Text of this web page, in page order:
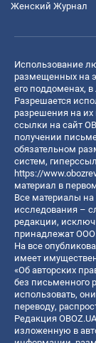
Женский Журнал
Использование
размещенных на
его поддоменах,
Разрешается
разрешения на их
ссылки на сайт
получении
обязательном
систем,
https://
материал в
Все материалы на
исследования –
редакции,
принадлежат ООО
На все
имеет
«Об авторских
без письменного
использовать,
переводу,
Редакция
изложенную в